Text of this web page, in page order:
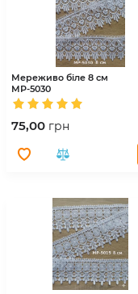
Мереживо біле 8 см
МР-5030
75,00 грн